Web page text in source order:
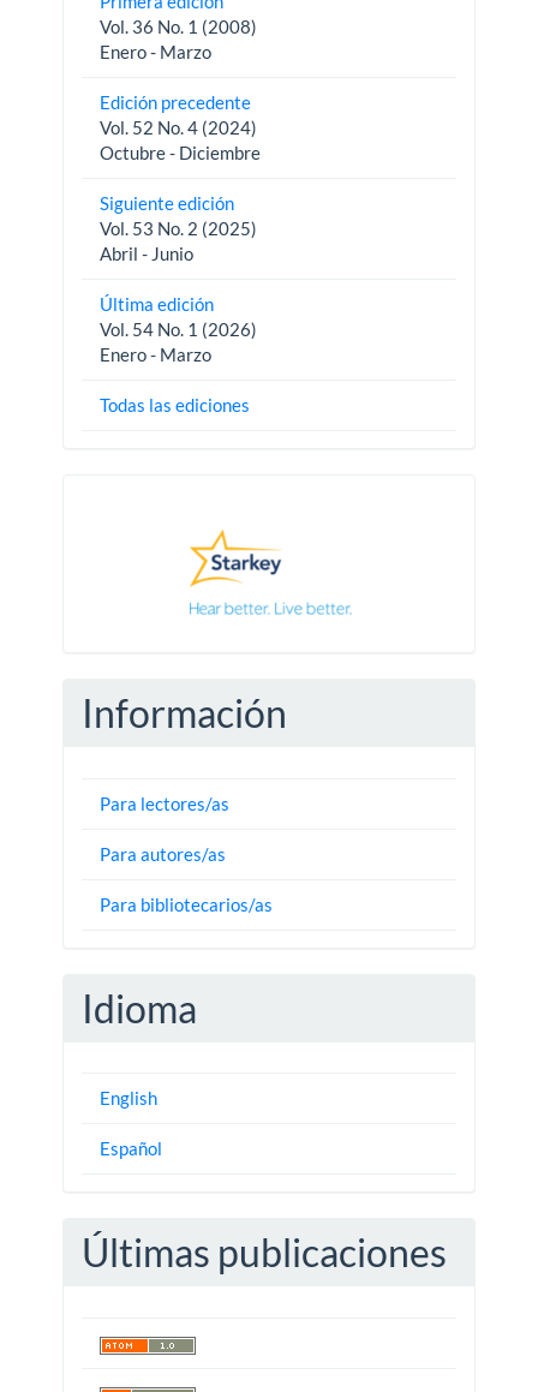
Vol. 36 No. 1 (2008)
Enero - Marzo
Edición precedente
Vol. 52 No. 4 (2024)
Octubre - Diciembre
Siguiente edición
Vol. 53 No. 2 (2025)
Abril - Junio
Última edición
Vol. 54 No. 1 (2026)
Enero - Marzo
Todas las ediciones
Información
Para lectores/as
Para autores/as
Para bibliotecarios/as
Idioma
English
Español
Últimas publicaciones